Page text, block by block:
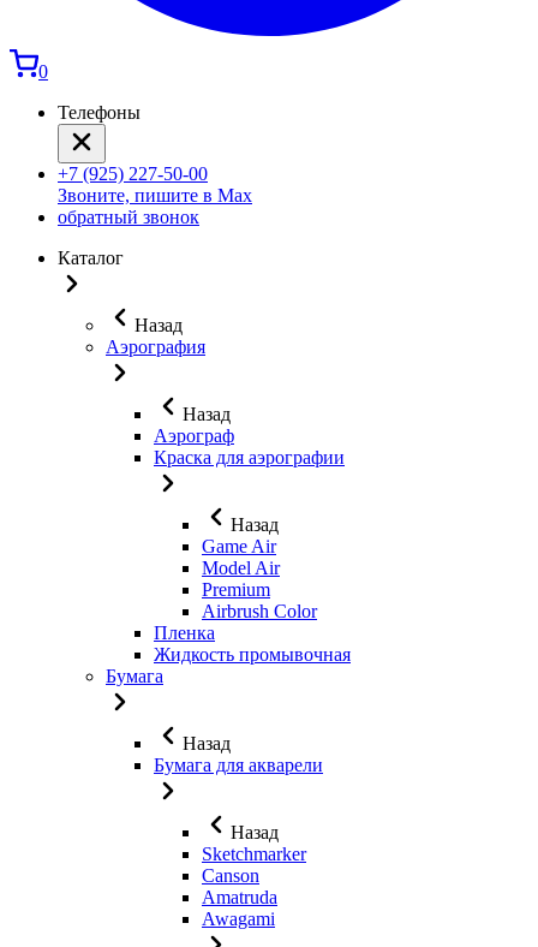
0
Телефоны
+7 (925) 227-50-00
Звоните, пишите в Max
обратный звонок
Каталог
Назад
Аэрография
Назад
Аэрограф
Краска для аэрографии
Назад
Game Air
Model Air
Premium
Airbrush Color
Пленка
Жидкость промывочная
Бумага
Назад
Бумага для акварели
Назад
Sketchmarker
Canson
Amatruda
Awagami